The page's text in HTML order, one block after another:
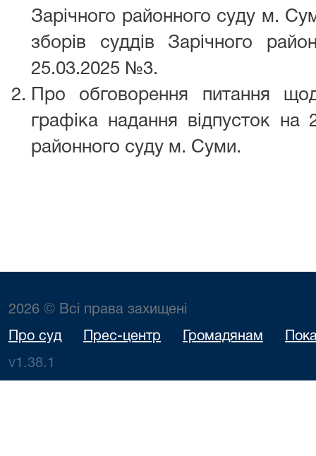
Зарічного районного суду м.
зборів суддів Зарічного
25.03.2025 №3.
Про обговорення питання
графіка надання відпусток на
районного суду м. Суми.
2026 © Всі права захищені
Про суд Прес-центр Громадянам
v1.38.1